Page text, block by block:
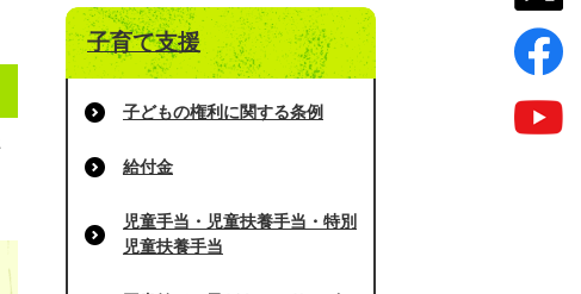
子育て支援
子どもの権利に関する条例
給付金
児童手当・児童扶養手当・特別
児童扶養手当